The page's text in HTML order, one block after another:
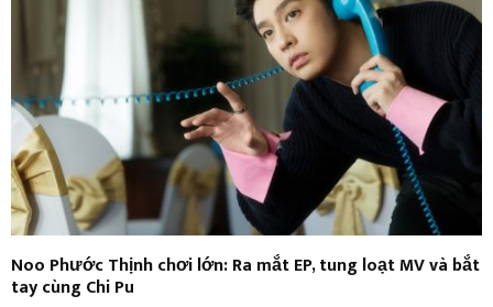
Noo Phước Thịnh chơi lớn: Ra mắt EP, tung loạt MV và bắt
tay cùng Chi Pu